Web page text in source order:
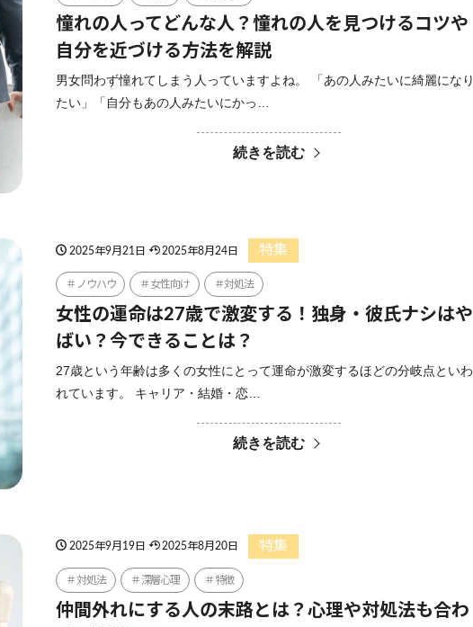
憧れの人ってどんな人？憧れの人を見つけるコツや
自分を近づける方法を解説
男女問わず憧れてしまう人っていますよね。 「あの人みたいに綺麗になり
たい」「自分もあの人みたいにかっ…
続きを読む
2025年9月21日 2025年8月24日 特集
ノウハウ 女性向け 対処法
女性の運命は27歳で激変する！独身・彼氏ナシはや
ばい？今できることは？
27歳という年齢は多くの女性にとって運命が激変するほどの分岐点といわ
れています。 キャリア・結婚・恋…
続きを読む
2025年9月19日 2025年8月20日 特集
対処法 深層心理 特徴
仲間外れにする人の末路とは？心理や対処法も合わ